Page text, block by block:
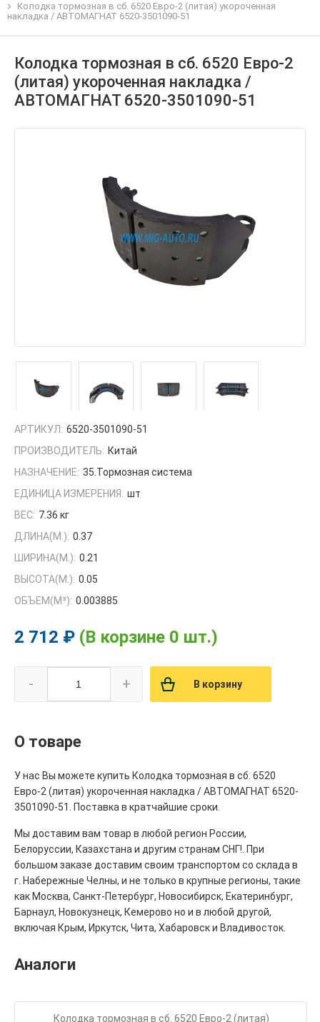
Колодка тормозная в сб. 6520 Евро-2 (литая) укороченная
накладка / АВТОМАГНАТ 6520-3501090-51
Колодка тормозная в сб. 6520 Евро-2
(литая) укороченная накладка /
АВТОМАГНАТ 6520-3501090-51
АРТИКУЛ: 6520-3501090-51
ПРОИЗВОДИТЕЛЬ: Китай
НАЗНАЧЕНИЕ: 35.Тормозная система
ЕДИНИЦА ИЗМЕРЕНИЯ: шт
ВЕС: 7.36 кг
ДЛИНА(М.): 0.37
ШИРИНА(М.): 0.21
ВЫСОТА(М.): 0.05
ОБЪЕМ(M³): 0.003885
2 712 ₽ (В корзине 0 шт.)
- + В корзину
О товаре
У нас Вы можете купить Колодка тормозная в сб. 6520
Евро-2 (литая) укороченная накладка / АВТОМАГНАТ 6520-
3501090-51. Поставка в кратчайшие сроки.
Мы доставим вам товар в любой регион России,
Белоруссии, Казахстана и другим странам СНГ!. При
большом заказе доставим своим транспортом со склада в
г. Набережные Челны, и не только в крупные регионы, такие
как Москва, Санкт-Петербург, Новосибирск, Екатеринбург,
Барнаул, Новокузнецк, Кемерово но и в любой другой,
включая Крым, Иркутск, Чита, Хабаровск и Владивосток.
Аналоги
Колодка тормозная в сб. 6520 Евро-2 (литая)